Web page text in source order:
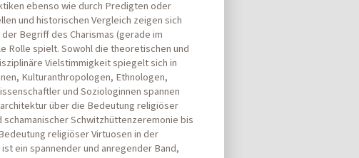
ebenso wie durch Predigten oder
und historischen Vergleich zeigen sich
Begriff des Charismas (gerade im
Rolle spielt. Sowohl die theoretischen und
Vielstimmigkeit spiegelt sich in
Kulturanthropologen, Ethnologen,
und Soziologinnen spannen
über die Bedeutung religiöser
Schwitzhüttenzeremonie bis
religiöser Virtuosen in der
ein spannender und anregender Band,